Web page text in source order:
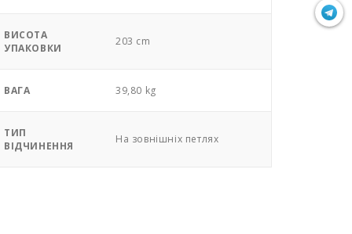
ВИСОТА
УПАКОВКИ
203 cm
ВАГА 39,80 kg
ТИП
ВІДЧИНЕННЯ
На зовнішніх петлях